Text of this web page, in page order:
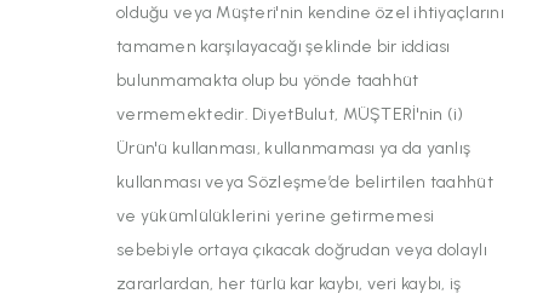
olduğu veya Müşteri'nin kendine özel ihtiyaçlarını
tamamen karşılayacağı şeklinde bir iddiası
bulunmamakta olup bu yönde taahhüt
vermemektedir. DiyetBulut, MÜŞTERİ'nin (i)
Ürün'ü kullanması, kullanmaması ya da yanlış
kullanması veya Sözleşme’de belirtilen taahhüt
ve yükümlülüklerini yerine getirmemesi
sebebiyle ortaya çıkacak doğrudan veya dolaylı
zararlardan, her türlü kar kaybı, veri kaybı, iş